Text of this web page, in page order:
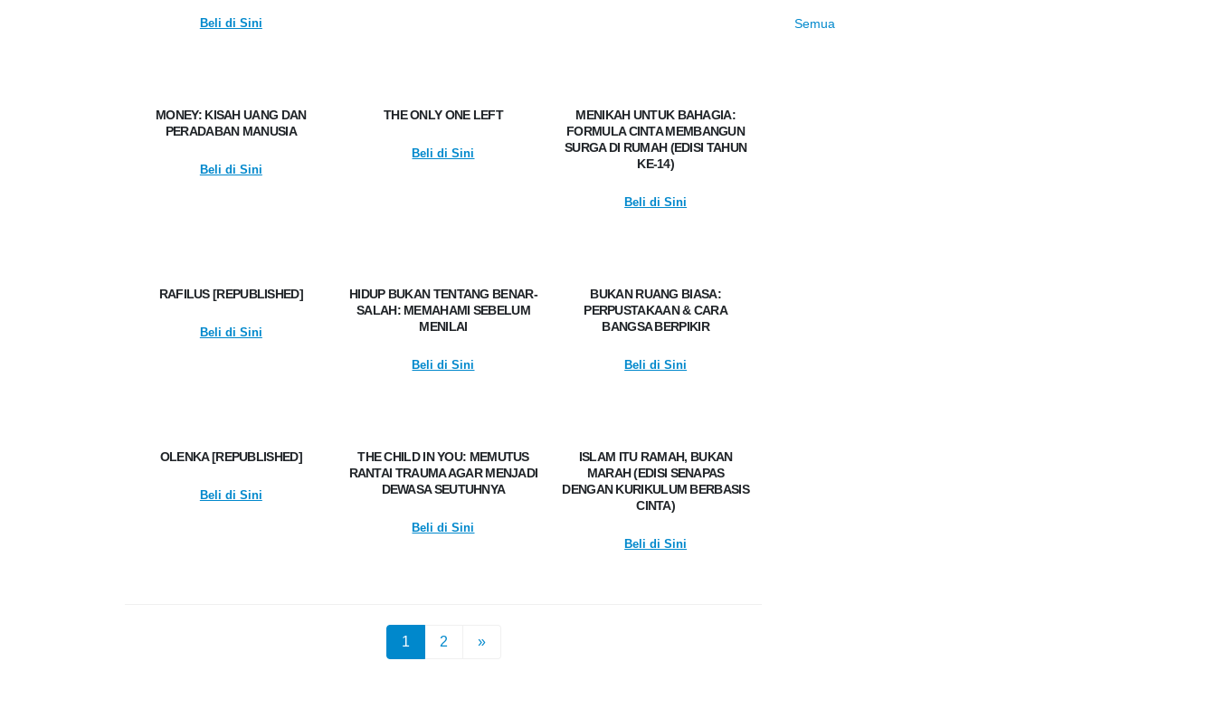
Beli di Sini
MONEY: KISAH UANG DAN
PERADABAN MANUSIA
Beli di Sini
THE ONLY ONE LEFT
Beli di Sini
MENIKAH UNTUK BAHAGIA:
FORMULA CINTA MEMBANGUN
SURGA DI RUMAH (EDISI TAHUN
KE-14)
Beli di Sini
RAFILUS [REPUBLISHED]
Beli di Sini
HIDUP BUKAN TENTANG BENAR-
SALAH: MEMAHAMI SEBELUM
MENILAI
Beli di Sini
BUKAN RUANG BIASA:
PERPUSTAKAAN & CARA
BANGSA BERPIKIR
Beli di Sini
OLENKA [REPUBLISHED]
Beli di Sini
THE CHILD IN YOU: MEMUTUS
RANTAI TRAUMA AGAR MENJADI
DEWASA SEUTUHNYA
Beli di Sini
ISLAM ITU RAMAH, BUKAN
MARAH (EDISI SENAPAS
DENGAN KURIKULUM BERBASIS
CINTA)
Beli di Sini
1 2 »
Semua